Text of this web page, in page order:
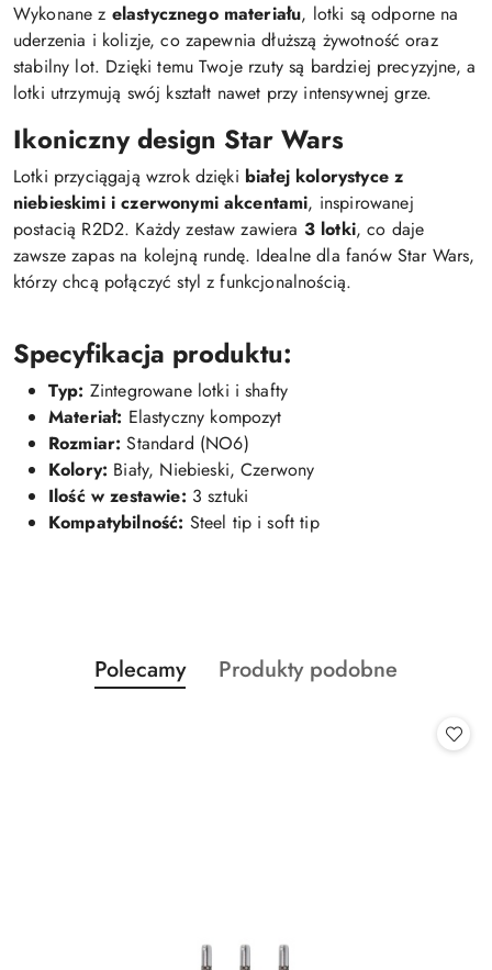
Wykonane z elastycznego materiału, lotki są odporne na
uderzenia i kolizje, co zapewnia dłuższą żywotność oraz
stabilny lot. Dzięki temu Twoje rzuty są bardziej precyzyjne, a
lotki utrzymują swój kształt nawet przy intensywnej grze.
Ikoniczny design Star Wars
Lotki przyciągają wzrok dzięki białej kolorystyce z
niebieskimi i czerwonymi akcentami, inspirowanej
postacią R2D2. Każdy zestaw zawiera 3 lotki, co daje
zawsze zapas na kolejną rundę. Idealne dla fanów Star Wars,
którzy chcą połączyć styl z funkcjonalnością.
Specyfikacja produktu:
Typ: Zintegrowane lotki i shafty
Materiał: Elastyczny kompozyt
Rozmiar: Standard (NO6)
Kolory: Biały, Niebieski, Czerwony
Ilość w zestawie: 3 sztuki
Kompatybilność: Steel tip i soft tip
Pomiń karuzelę produktów
Produkty
o
Polecamy
Produkty
Produkty podobne